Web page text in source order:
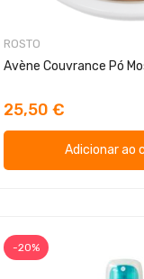
ROSTO
Avène Couvrance Pó
25,50 €
Adicionar ao
-20%